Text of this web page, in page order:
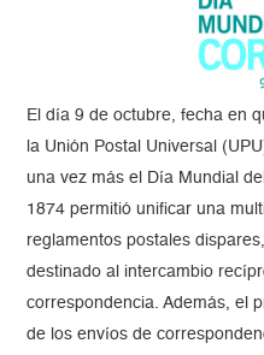
El día 9 de octubre, fecha en
la Unión Postal Universal
una vez más el Día Mundial
1874 permitió unificar una
reglamentos postales
destinado al intercambio
correspondencia. Además, el
de los envíos de